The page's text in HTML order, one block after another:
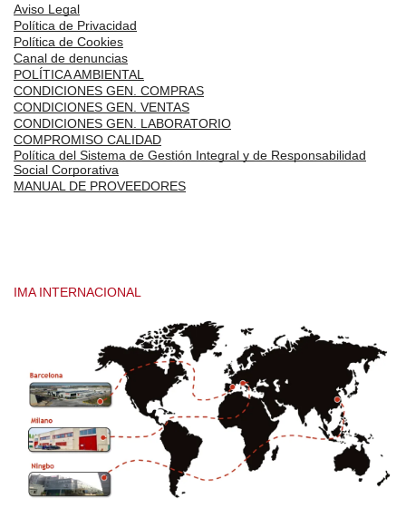
Aviso Legal
Política de Privacidad
Política de Cookies
Canal de denuncias
POLÍTICA AMBIENTAL
CONDICIONES GEN. COMPRAS
CONDICIONES GEN. VENTAS
CONDICIONES GEN. LABORATORIO
COMPROMISO CALIDAD
Política del Sistema de Gestión Integral y de Responsabilidad
Social Corporativa
MANUAL DE PROVEEDORES
IMA INTERNACIONAL